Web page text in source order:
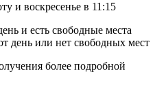
и воскресенье в 11:15
и есть свободные места
день или нет свободных мест
более подробной